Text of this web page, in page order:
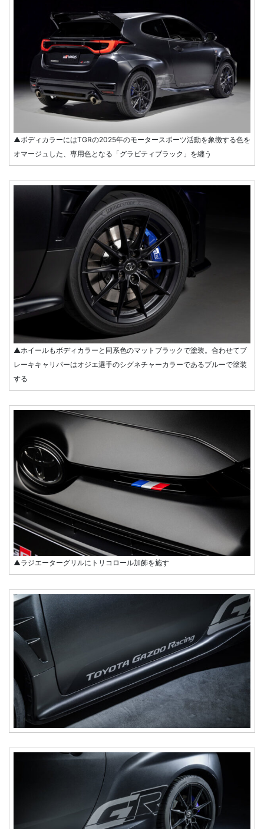
▲ボディカラーにはTGRの2025年のモータースポーツ活動を象徴する色を
オマージュした、専用色となる「グラビティブラック」を纏う
▲ホイールもボディカラーと同系色のマットブラックで塗装。合わせてブ
レーキキャリパーはオジエ選手のシグネチャーカラーであるブルーで塗装
する
▲ラジエーターグリルにトリコロール加飾を施す